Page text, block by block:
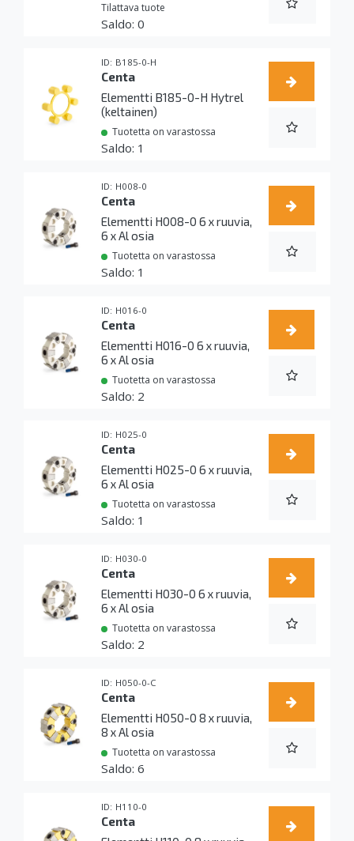
Tilattava tuote
0
B185-0-H
Centa
Elementti B185-0-H Hytrel
(keltainen)
Tuotetta on varastossa
1
H008-0
Centa
Elementti H008-0 6 x ruuvia,
6 x Al osia
Tuotetta on varastossa
1
H016-0
Centa
Elementti H016-0 6 x ruuvia,
6 x Al osia
Tuotetta on varastossa
2
H025-0
Centa
Elementti H025-0 6 x ruuvia,
6 x Al osia
Tuotetta on varastossa
1
H030-0
Centa
Elementti H030-0 6 x ruuvia,
6 x Al osia
Tuotetta on varastossa
2
H050-0-C
Centa
Elementti H050-0 8 x ruuvia,
8 x Al osia
Tuotetta on varastossa
6
H110-0
Centa